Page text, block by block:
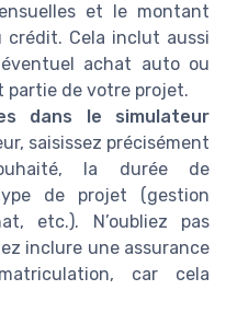
et le montant
crédit. Cela inclut aussi
achat auto ou
partie de votre projet.
dans le simulateur
saisissez précisément
la durée de
de projet (gestion
etc.). N’oubliez pas
inclure une assurance
car cela